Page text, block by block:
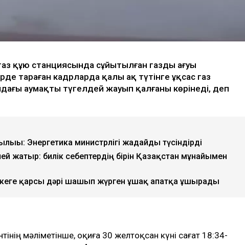
құю станциясында сұйытылған газдың ағуы
тараған кадрларда қалың ақ түтінге ұқсас газ
аумақты түгелдей жауып қалғаны көрінеді, деп
Энергетика министрлігі жағдайды түсіндірді
жатыр: билік себептердің бірін Қазақстан мұнайымен
қарсы дәрі шашып жүрген ұшақ апатқа ұшырады
мәліметінше, оқиға 30 желтоқсан күні сағат 18:34-